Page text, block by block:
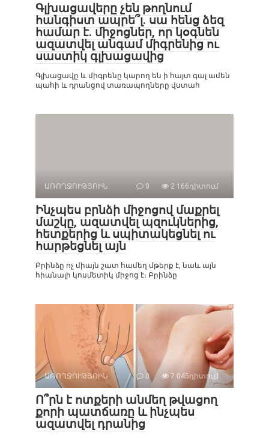
Գլխացավերը չեն թողնում
հանգիստ ապրե՞լ. սա հենց ձեզ
համար է. միջոցներ, որ կօգնեն
ազատվել անգամ միգրենից ու
սաստիկ գլխացավից
Գլխացավը և միգրենը կարող են ի հայտ գալ ամեն
պահի և դրանցով տառապողները վստահ
ԱՌՈՂՋՈՒԹՅՈԻՆ 0 2 166դիտում
Ինչպես բրնձի միջոցով մաքրել
մաշկը, ազատվել պզուկներից,
հետքերից և սպիտակեցնել ու
հարթեցնել այն
Բրինձը ոչ միայն շատ համեղ մթերք է, նաև այն
հիանալի կոսմետիկ միջոց է։ Բրինձը
ԱՌՈՂՋՈՒԹՅՈԻՆ 0 7 045դիտում
Ո՞րն է ոտքերի անմեղ թվացող
քորի պատճառը և ինչպես
ազատվել դրանից